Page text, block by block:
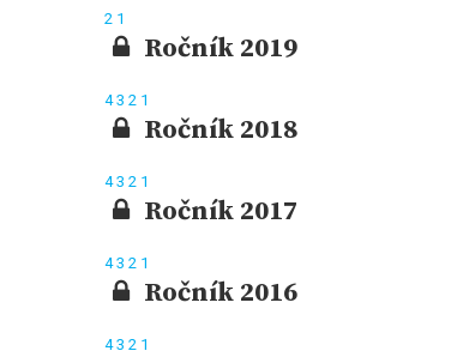
2 1
Ročník 2019
43 2 1
Ročník 2018
43 2 1
Ročník 2017
43 2 1
Ročník 2016
43 2 1